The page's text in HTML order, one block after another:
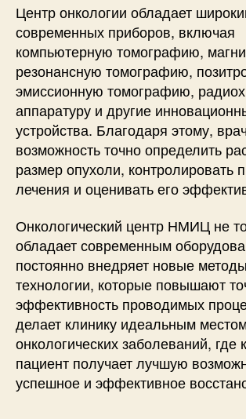
Центр онкологии обладает
современных приборов, включая
компьютерную томографию,
резонансную томографию,
эмиссионную томографию,
аппаратуру и другие
устройства. Благодаря этому,
возможность точно определить
размер опухоли, контролировать
лечения и оценивать его
Онкологический центр НМИЦ не
обладает современным
постоянно внедряет новые
технологии, которые повышают
эффективность проводимых
делает клинику идеальным
онкологических заболеваний, где
пациент получает лучшую
успешное и эффективное